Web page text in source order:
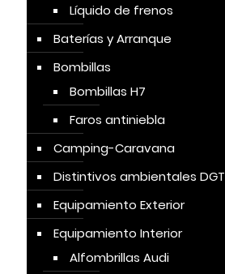
Líquido de frenos
Baterías y Arranque
Bombillas
Bombillas H7
Faros antiniebla
Camping-Caravana
Distintivos ambientales DGT
Equipamiento Exterior
Equipamiento Interior
Alfombrillas Audi